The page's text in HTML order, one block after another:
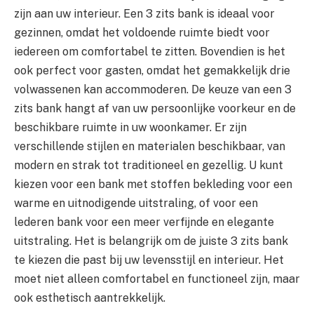
zijn aan uw interieur. Een 3 zits bank is ideaal voor
gezinnen, omdat het voldoende ruimte biedt voor
iedereen om comfortabel te zitten. Bovendien is het
ook perfect voor gasten, omdat het gemakkelijk drie
volwassenen kan accommoderen. De keuze van een 3
zits bank hangt af van uw persoonlijke voorkeur en de
beschikbare ruimte in uw woonkamer. Er zijn
verschillende stijlen en materialen beschikbaar, van
modern en strak tot traditioneel en gezellig. U kunt
kiezen voor een bank met stoffen bekleding voor een
warme en uitnodigende uitstraling, of voor een
lederen bank voor een meer verfijnde en elegante
uitstraling. Het is belangrijk om de juiste 3 zits bank
te kiezen die past bij uw levensstijl en interieur. Het
moet niet alleen comfortabel en functioneel zijn, maar
ook esthetisch aantrekkelijk.